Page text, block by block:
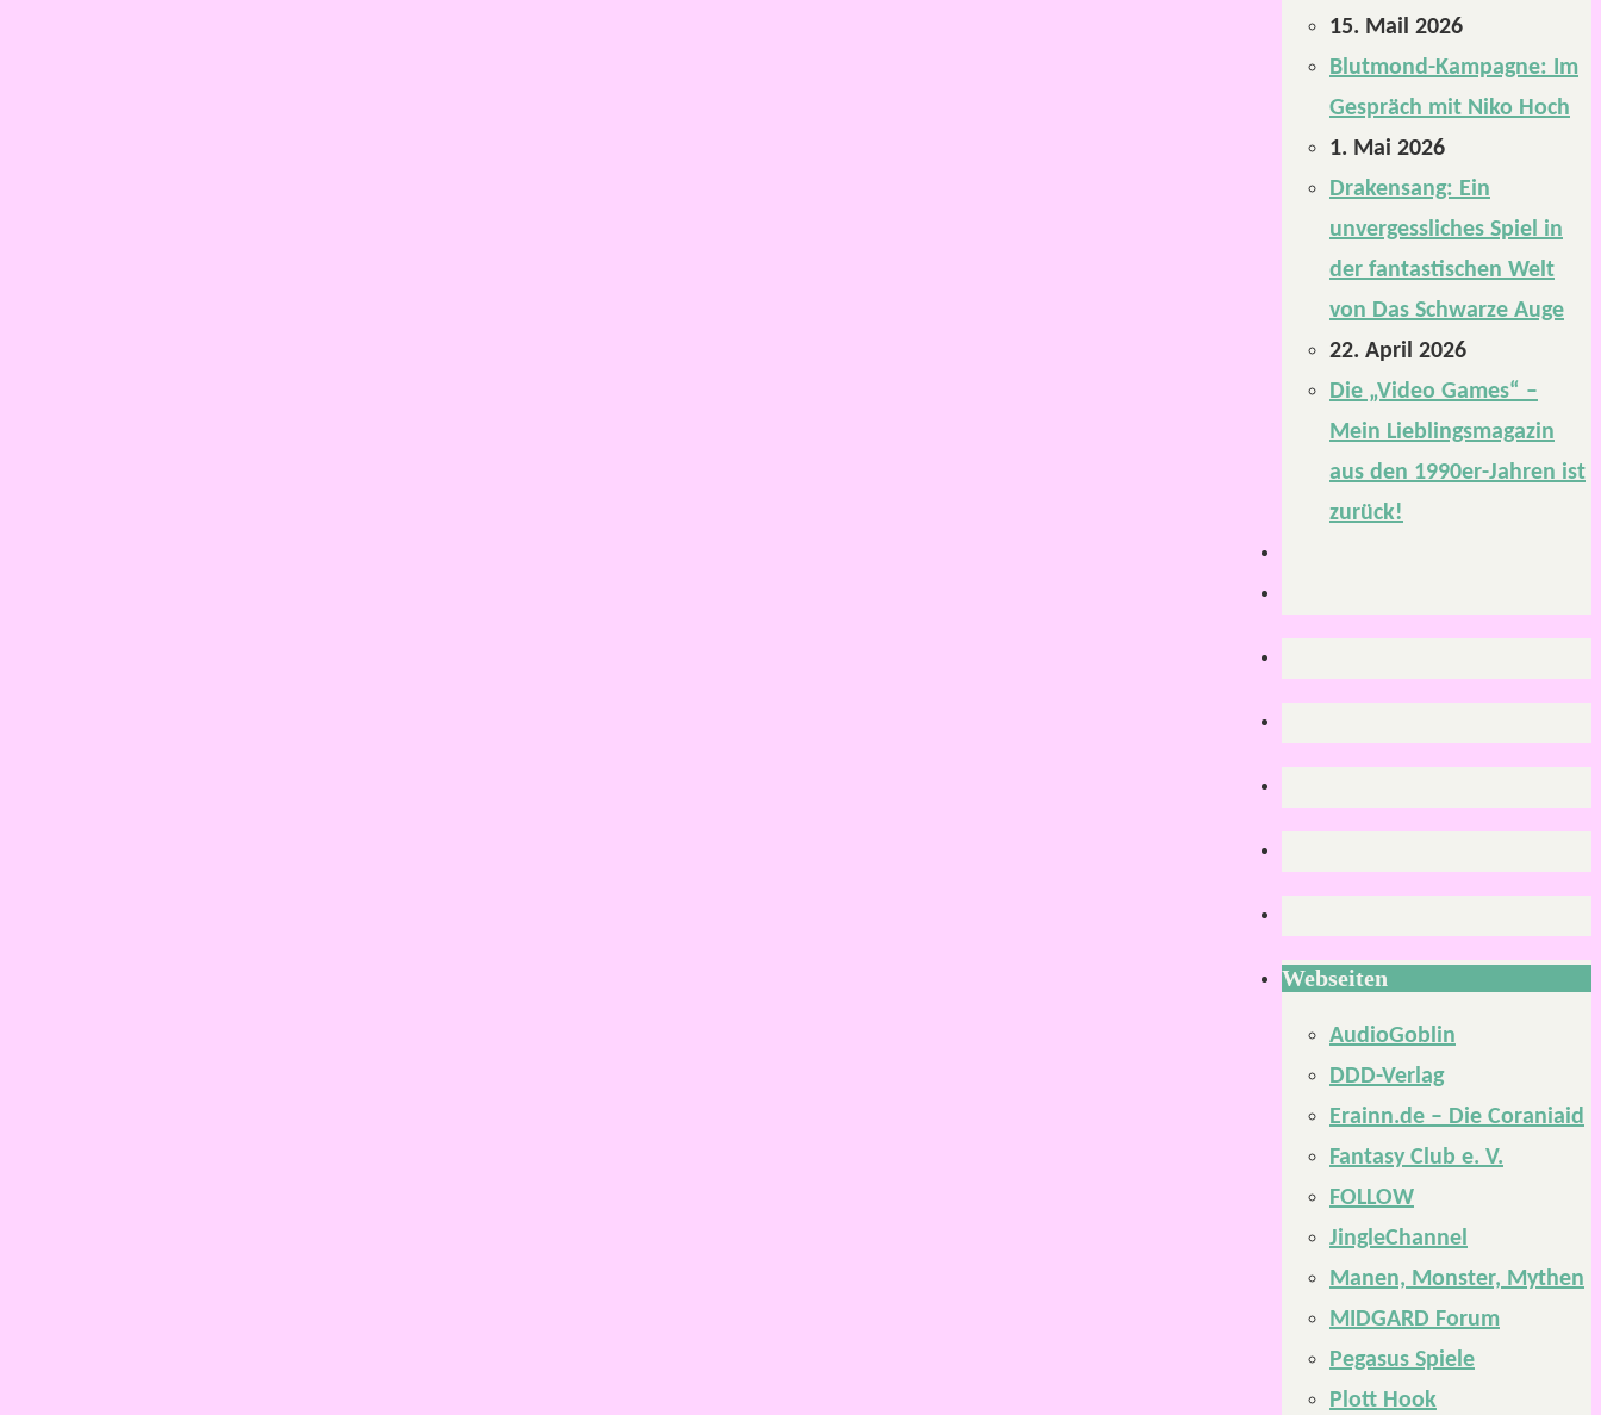
15. Mail 2026
Blutmond-Kampagne: Im
Gespräch mit Niko Hoch
1. Mai 2026
Drakensang: Ein
unvergessliches Spiel in
der fantastischen Welt
von Das Schwarze Auge
22. April 2026
Die „Video Games“ –
Mein Lieblingsmagazin
aus den 1990er-Jahren ist
zurück!
Webseiten
AudioGoblin
DDD-Verlag
Erainn.de – Die Coraniaid
Fantasy Club e. V.
FOLLOW
JingleChannel
Manen, Monster, Mythen
MIDGARD Forum
Pegasus Spiele
Plott Hook